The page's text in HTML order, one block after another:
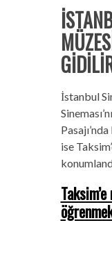
İstanbul
ise